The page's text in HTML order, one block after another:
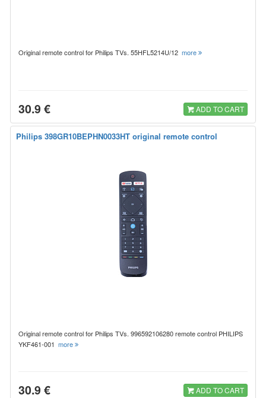
Original remote control for Philips TVs. 55HFL5214U/12 more
30.9 € ADD TO CART
Philips 398GR10BEPHN0033HT original remote control
Original remote control for Philips TVs. 996592106280 remote control PHILIPS
YKF461-001 more
30.9 € ADD TO CART